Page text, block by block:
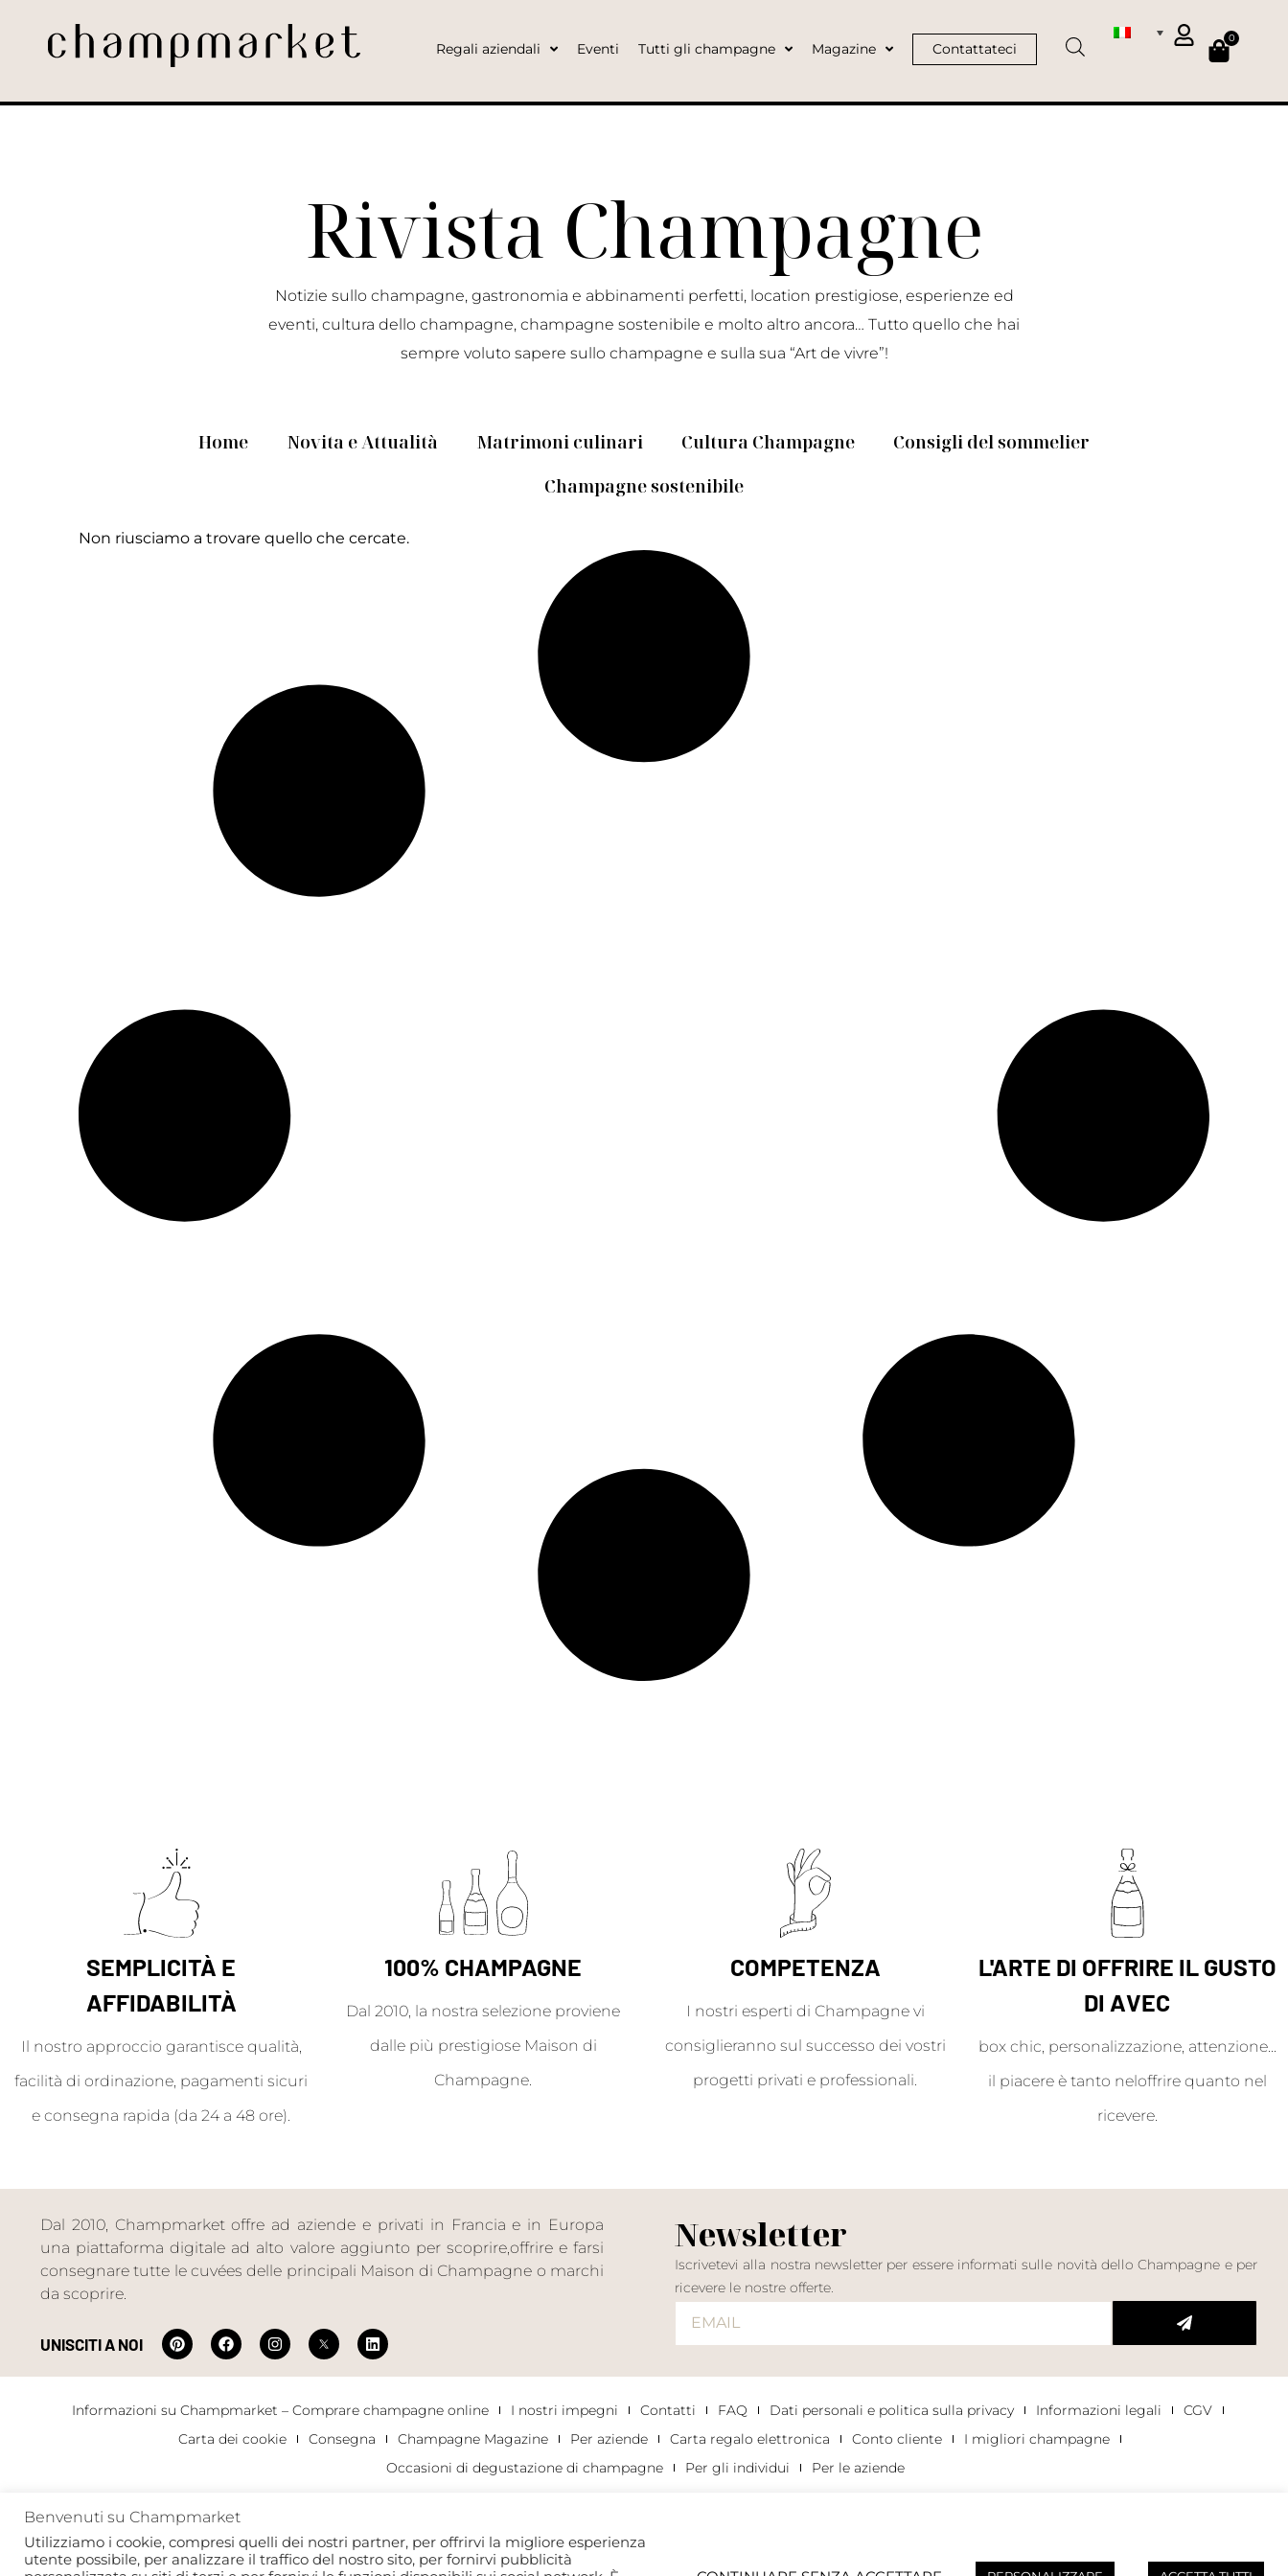
Regali aziendali Eventi Tutti gli champagne Magazine Contattateci
0
Rivista Champagne
Notizie sullo champagne, gastronomia e abbinamenti perfetti, location prestigiose, esperienze ed
eventi, cultura dello champagne, champagne sostenibile e molto altro ancora… Tutto quello che hai
sempre voluto sapere sullo champagne e sulla sua “Art de vivre”!
Home Novita e Attualità Matrimoni culinari Cultura Champagne
Consigli del sommelier
Champagne sostenibile
Non riusciamo a trovare quello che cercate.
SEMPLICITÀ E
AFFIDABILITÀ
Il nostro approccio garantisce qualità,
facilità di ordinazione, pagamenti sicuri
e consegna rapida (da 24 a 48 ore).
100% CHAMPAGNE
Dal 2010, la nostra selezione proviene
dalle più prestigiose Maison di
Champagne.
COMPETENZA
I nostri esperti di Champagne vi
consiglieranno sul successo dei vostri
progetti privati e professionali.
L'ARTE DI OFFRIRE IL GUSTO
DI AVEC
box chic, personalizzazione, attenzione...
il piacere è tanto neloffrire quanto nel
ricevere.
Dal 2010, Champmarket offre ad aziende e privati in Francia e in Europa
una piattaforma digitale ad alto valore aggiunto per scoprire,offrire e farsi
consegnare tutte le cuvées delle principali Maison di Champagne o marchi
da scoprire.
UNISCITI A NOI
Newsletter
Iscrivetevi alla nostra newsletter per essere informati sulle novità dello Champagne e per
ricevere le nostre offerte.
Informazioni su Champmarket – Comprare champagne online I nostri impegni Contatti FAQ Dati personali e politica sulla privacy Informazioni legali
CGV
Carta dei cookie
Consegna Champagne Magazine Per aziende Carta regalo elettronica Conto cliente
I migliori champagne
Occasioni di degustazione di champagne
Per gli individui Per le aziende
Copyright 2022 © tutti i diritti riservati. Champmarket.
Benvenuti su Champmarket
Utilizziamo i cookie, compresi quelli dei nostri partner, per offrirvi la migliore esperienza
utente possibile, per analizzare il traffico del nostro sito, per fornirvi pubblicità